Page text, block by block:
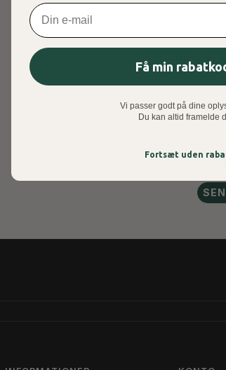
Email
Få min
Vi passer godt på dine
Du kan altid framelde
Fortsæt uden